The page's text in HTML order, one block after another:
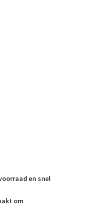
en snel
om